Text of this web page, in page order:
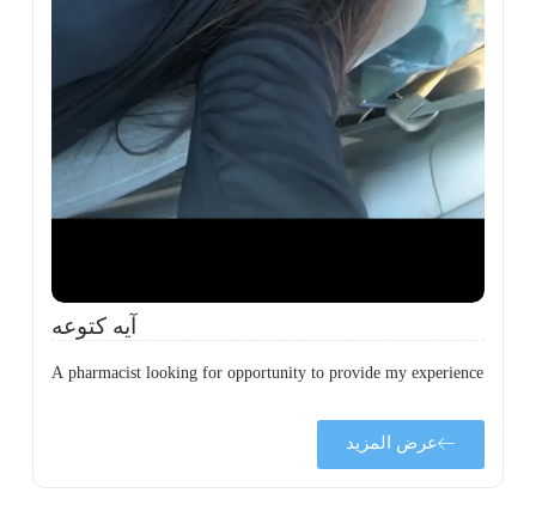
آيه كتوعه
A pharmacist looking for opportunity to provide my experience
عرض المزيد